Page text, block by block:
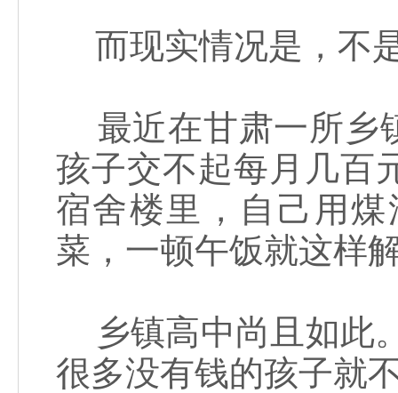
而现实情况是，不
最近在甘肃一所乡
孩子交不起每月几百
宿舍楼里，自己用
菜，一顿午饭就这样
乡镇高中尚且如此
很多没有钱的孩子就